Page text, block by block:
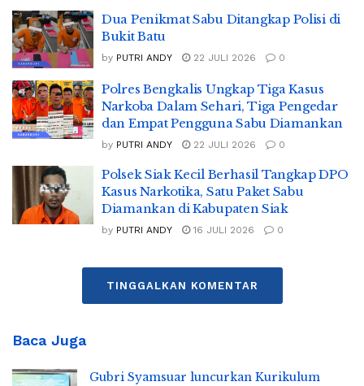
Dua Penikmat Sabu Ditangkap Polisi di
Bukit Batu
by PUTRI ANDY 22 JULI 2026 0
Polres Bengkalis Ungkap Tiga Kasus
Narkoba Dalam Sehari, Tiga Pengedar
dan Empat Pengguna Sabu Diamankan
by PUTRI ANDY 22 JULI 2026 0
Polsek Siak Kecil Berhasil Tangkap DPO
Kasus Narkotika, Satu Paket Sabu
Diamankan di Kabupaten Siak
by PUTRI ANDY 16 JULI 2026 0
TINGGALKAN KOMENTAR
Baca Juga
Gubri Syamsuar luncurkan Kurikulum